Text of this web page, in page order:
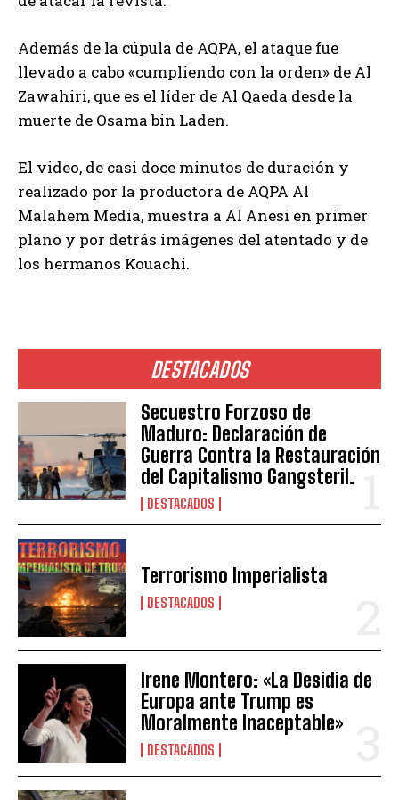
DESTACADOS
Secuestro Forzoso de
Maduro: Declaración de
Guerra Contra la Restauración
del Capitalismo Gangsteril.
DESTACADOS
Terrorismo Imperialista
DESTACADOS
Irene Montero: «La Desidia de
Europa ante Trump es
Moralmente Inaceptable»
DESTACADOS
Además de la cúpula de AQPA, el ataque fue
llevado a cabo «cumpliendo con la orden» de Al
Zawahiri, que es el líder de Al Qaeda desde la
muerte de Osama bin Laden.
El video, de casi doce minutos de duración y
realizado por la productora de AQPA Al
Malahem Media, muestra a Al Anesi en primer
plano y por detrás imágenes del atentado y de
los hermanos Kouachi.